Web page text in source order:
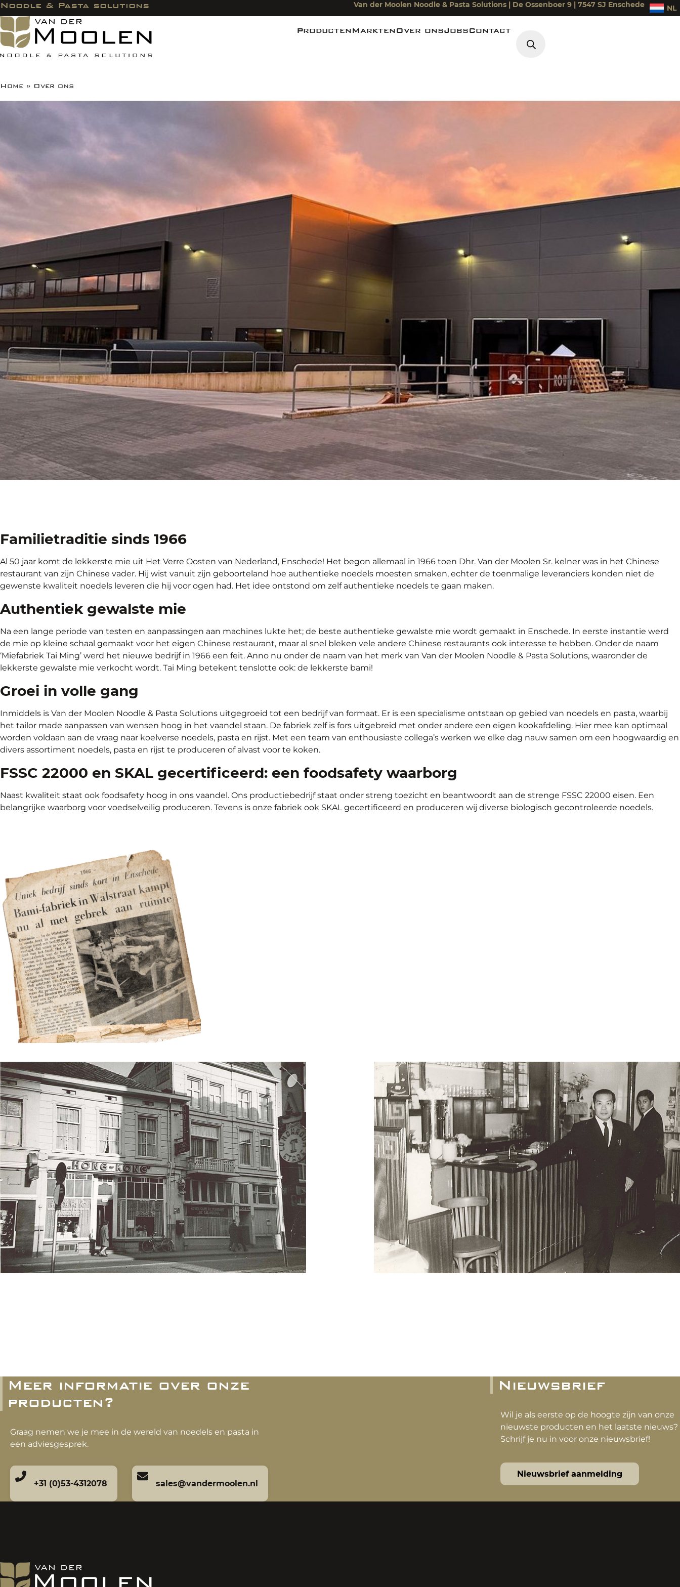
Noodle & Pasta solutions Van der Moolen Noodle & Pasta Solutions | De Ossenboer 9 | 7547 SJ Enschede NL
ProductenMarktenOver onsJobsContact
Home » Over ons
Familietraditie sinds 1966
Al 50 jaar komt de lekkerste mie uit Het Verre Oosten van Nederland, Enschede! Het begon allemaal in 1966 toen Dhr. Van der Moolen Sr. kelner was in het Chinese
restaurant van zijn Chinese vader. Hij wist vanuit zijn geboorteland hoe authentieke noedels moesten smaken, echter de toenmalige leveranciers konden niet de
gewenste kwaliteit noedels leveren die hij voor ogen had. Het idee ontstond om zelf authentieke noedels te gaan maken.
Authentiek gewalste mie
Na een lange periode van testen en aanpassingen aan machines lukte het; de beste authentieke gewalste mie wordt gemaakt in Enschede. In eerste instantie werd
de mie op kleine schaal gemaakt voor het eigen Chinese restaurant, maar al snel bleken vele andere Chinese restaurants ook interesse te hebben. Onder de naam
‘Miefabriek Tai Ming’ werd het nieuwe bedrijf in 1966 een feit. Anno nu onder de naam van het merk van Van der Moolen Noodle & Pasta Solutions, waaronder de
lekkerste gewalste mie verkocht wordt. Tai Ming betekent tenslotte ook: de lekkerste bami!
Groei in volle gang
Inmiddels is Van der Moolen Noodle & Pasta Solutions uitgegroeid tot een bedrijf van formaat. Er is een specialisme ontstaan op gebied van noedels en pasta, waarbij
het tailor made aanpassen van wensen hoog in het vaandel staan. De fabriek zelf is fors uitgebreid met onder andere een eigen kookafdeling. Hier mee kan optimaal
worden voldaan aan de vraag naar koelverse noedels, pasta en rijst. Met een team van enthousiaste collega’s werken we elke dag nauw samen om een hoogwaardig en
divers assortiment noedels, pasta en rijst te produceren of alvast voor te koken.
FSSC 22000 en SKAL gecertificeerd: een foodsafety waarborg
Naast kwaliteit staat ook foodsafety hoog in ons vaandel. Ons productiebedrijf staat onder streng toezicht en beantwoordt aan de strenge FSSC 22000 eisen. Een
belangrijke waarborg voor voedselveilig produceren. Tevens is onze fabriek ook SKAL gecertificeerd en produceren wij diverse biologisch gecontroleerde noedels.
Meer informatie over onze
producten?
Graag nemen we je mee in de wereld van noedels en pasta in
een adviesgesprek.
+31 (0)53-4312078 sales@vandermoolen.nl
Nieuwsbrief
Wil je als eerste op de hoogte zijn van onze
nieuwste producten en het laatste nieuws?
Schrijf je nu in voor onze nieuwsbrief!
Nieuwsbrief aanmelding